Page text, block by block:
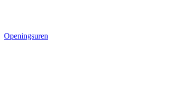
Openingsuren